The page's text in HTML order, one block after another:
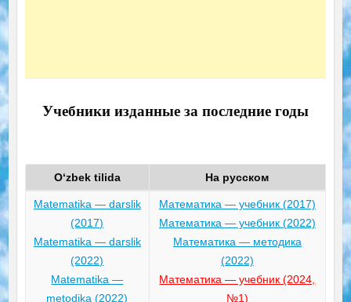
Учебники изданные за последние годы
O‘zbek tilida На русском
Matematika — darslik
(2017)
Matematika — darslik
(2022)
Matematika —
metodika (2022)
Математика — учебник (2017)
Математика — учебник (2022)
Математика — методика
(2022)
Математика — учебник (2024,
№1)